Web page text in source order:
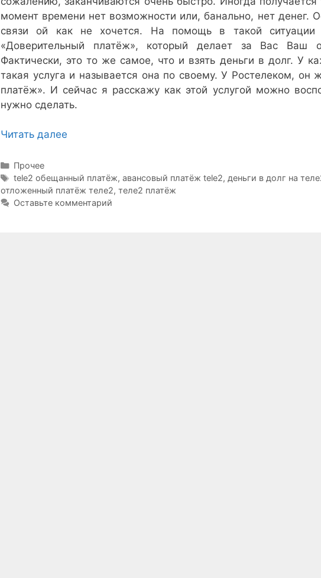
момент времени нет возможности или, банально, нет денег.
связи ой как не хочется. На помощь в такой ситуации
«Доверительный платёж», который делает за Вас Ваш
Фактически, это то же самое, что и взять деньги в долг. У
такая услуга и называется она по своему. У Ростелеком,
платёж». И сейчас я расскажу как этой услугой можно
нужно сделать.
Читать далее
Рубрики
Прочее
Метки
tele2 обещанный платёж, авансовый платёж tele2, деньги в долг на
отложенный платёж теле2, теле2 платёж
Оставьте комментарий